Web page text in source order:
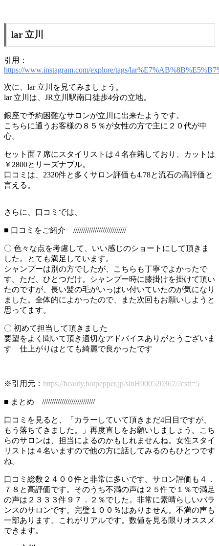
lar 立川
引用：
https://www.instagram.com/explore/tags/
次に、lar 立川を見てみましょう。
lar 立川は、JR立川駅南口徒歩4分の立地。
銀座で予約困難なサロンが立川に出来たようです。
こちらに通うお客様の８５％が女性の方で主に２０代が中
心。
セット面７席にスタイリストは４名在籍しており、カットは
￥2800とリーズナブル。
口コミは、2320件と多くサロン評価も4.78と流石の高評価と
言える。
さらに、口コミでは、
■ 口コミをご紹介 ///////////////////////////
〇 色々な点を考慮して、いい感じのショートにして頂きま
した。とても満足しています。
シャンプーは別の方でしたが、こちらも丁寧でよかったで
す。ただ、ひとつだけ。シャンプー時に膝掛けを掛けて頂い
たのですが、長い髪の毛がいっぱい付いていたのが気になり
ました。全体的によかったので、また次回もお願いしようと
思ってます。
〇 初めて担当して頂きました
要望をよく聞いて頂き適切なアドバイスありがとうございま
す 仕上がりはとても綺麗で良かったです
※引用元： https://beauty.hotpepper.jp/slnH000520367/?cstt=5
■ まとめ ///////////////////////////
口コミを見ると、「カラーしていて頂きまだ4日目ですが、
もう落ちてきました。」再度直しをお願いしましょう。こち
らのサロンは、担当によるのかもしれませんね。女性スタイ
リストは４名いますので他の方に話してみるのもひとつです
ね。
口コミ総数２４００件と非常に多いです。サロン評価も４．
７８と高評価です。そのうち不満の声は２５件で１％で満足
の声は２３３３件９７．２％でした。非常に素晴らしいバラ
ンスのサロンです。完璧１００％はありません。不満の声も
一部あります。これがリアルです。数値を見る限りオススメ
できます。